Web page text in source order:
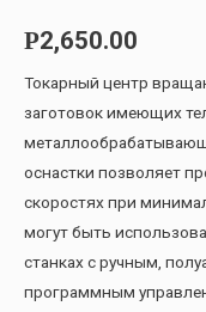
Р2,650.00
Токарный центр
заготовок имеющих
оснастки позволяет
скоростях при
могут быть
станках с ручным,
программным